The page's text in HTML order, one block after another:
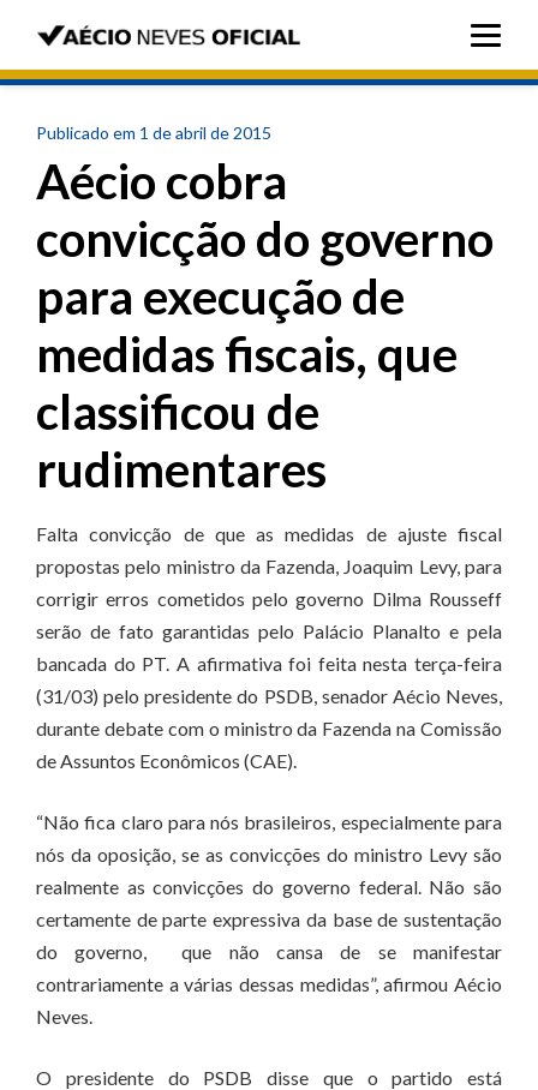
Publicado em 1 de abril de 2015
Aécio cobra
convicção do governo
para execução de
medidas fiscais, que
classificou de
rudimentares
Falta convicção de que as medidas de ajuste fiscal
propostas pelo ministro da Fazenda, Joaquim Levy, para
corrigir erros cometidos pelo governo Dilma Rousseff
serão de fato garantidas pelo Palácio Planalto e pela
bancada do PT. A afirmativa foi feita nesta terça-feira
(31/03) pelo presidente do PSDB, senador Aécio Neves,
durante debate com o ministro da Fazenda na Comissão
de Assuntos Econômicos (CAE).
“Não fica claro para nós brasileiros, especialmente para
nós da oposição, se as convicções do ministro Levy são
realmente as convicções do governo federal. Não são
certamente de parte expressiva da base de sustentação
do governo, que não cansa de se manifestar
contrariamente a várias dessas medidas”, afirmou Aécio
Neves.
O presidente do PSDB disse que o partido está